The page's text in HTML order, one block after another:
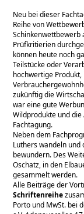
Neu bei dieser
Reihe von
Schinkenwettbewerb
Prüfkritierien
können heute noch
Teilstücke oder
hochwertige
zukünftig die
war eine gute
Wildprodukte und
Fachtagung.
Neben dem
Luthers wandeln und
bewundern. Des
Oschatz, in den
gesammelt werden.
Alle Beiträge der
Schriftenreihe
Porto und MwSt. bei